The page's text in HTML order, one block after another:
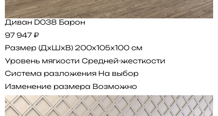
Диван D038 Барон
97 947 ₽
Размер (ДхШхВ) 200x105x100 см
Уровень мягкости Средней-жесткости
Система разложения На выбор
Изменение размера Возможно